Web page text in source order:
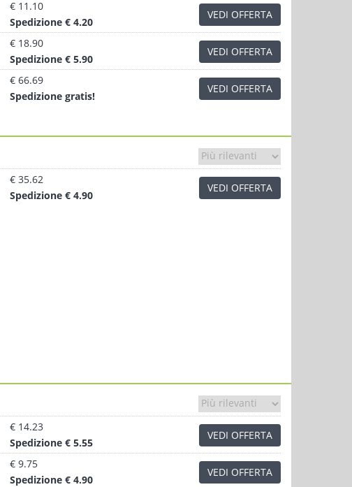
€ 11.10
Spedizione € 4.20
VEDI OFFERTA
€ 18.90
Spedizione € 5.90
VEDI OFFERTA
€ 66.69
Spedizione gratis!
VEDI OFFERTA
€ 35.62
Spedizione € 4.90
VEDI OFFERTA
€ 14.23
Spedizione € 5.55
VEDI OFFERTA
€ 9.75
Spedizione € 4.90
VEDI OFFERTA